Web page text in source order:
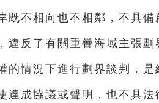
既不相向也不相鄰，不具
違反了有關重疊海域主張
的情況下進行劃界談判，
達成協議或聲明，也不具法